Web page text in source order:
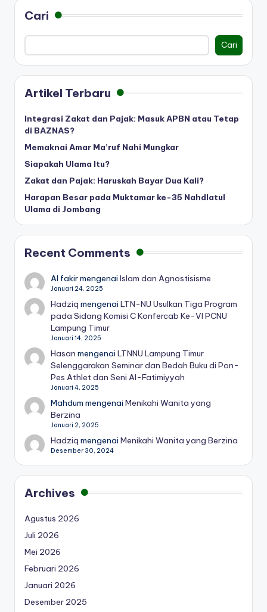
Cari
Cari
Artikel Terbaru
Integrasi Zakat dan Pajak: Masuk APBN atau Tetap
di BAZNAS?
Memaknai Amar Ma’ruf Nahi Mungkar
Siapakah Ulama Itu?
Zakat dan Pajak: Haruskah Bayar Dua Kali?
Harapan Besar pada Muktamar ke-35 Nahdlatul
Ulama di Jombang
Recent Comments
Al fakirmengenaiIslam dan Agnostisisme
Januari 24, 2025
Hadziq mengenaiLTN-NU Usulkan Tiga Program
pada Sidang Komisi C Konfercab Ke-VI PCNU
Lampung Timur
Januari 14, 2025
Hasan mengenaiLTNNU Lampung Timur
Selenggarakan Seminar dan Bedah Buku di Pon-
Pes Athlet dan Seni Al-Fatimiyyah
Januari 4, 2025
Mahdum mengenaiMenikahi Wanita yang
Berzina
Januari 2, 2025
Hadziq mengenaiMenikahi Wanita yang Berzina
Desember 30, 2024
Archives
Agustus 2026
Juli 2026
Mei 2026
Februari 2026
Januari 2026
Desember 2025